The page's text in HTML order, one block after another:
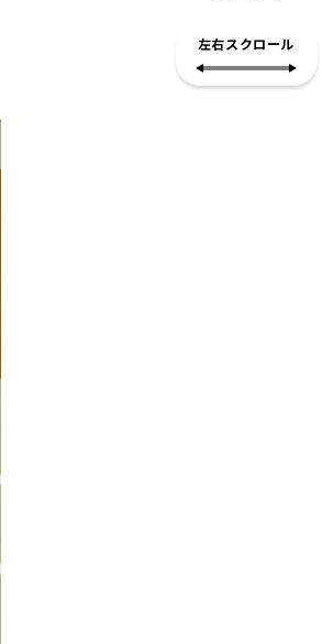
左右スクロール